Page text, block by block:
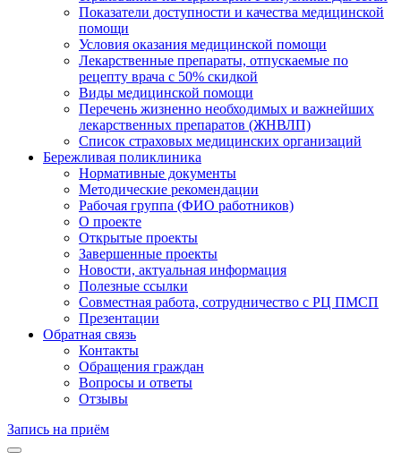
Показатели доступности и качества медицинской
помощи
Условия оказания медицинской помощи
Лекарственные препараты, отпускаемые по
рецепту врача с 50% скидкой
Виды медицинской помощи
Перечень жизненно необходимых и важнейших
лекарственных препаратов (ЖНВЛП)
Список страховых медицинских организаций
Бережливая поликлиника
Нормативные документы
Методические рекомендации
Рабочая группа (ФИО работников)
О проекте
Открытые проекты
Завершенные проекты
Новости, актуальная информация
Полезные ссылки
Совместная работа, сотрудничество с РЦ ПМСП
Презентации
Обратная связь
Контакты
Обращения граждан
Вопросы и ответы
Отзывы
Запись на приём